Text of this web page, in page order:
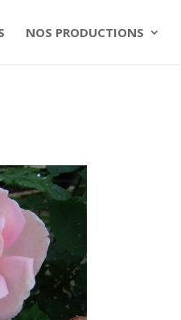
NOS PRODUCTIONS